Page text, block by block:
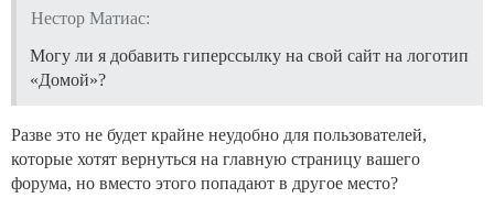
Нестор Матиас:
Могу ли я добавить гиперссылку на свой сайт на логотип
«Домой»?
Разве это не будет крайне неудобно для пользователей,
которые хотят вернуться на главную страницу вашего
форума, но вместо этого попадают в другое место?